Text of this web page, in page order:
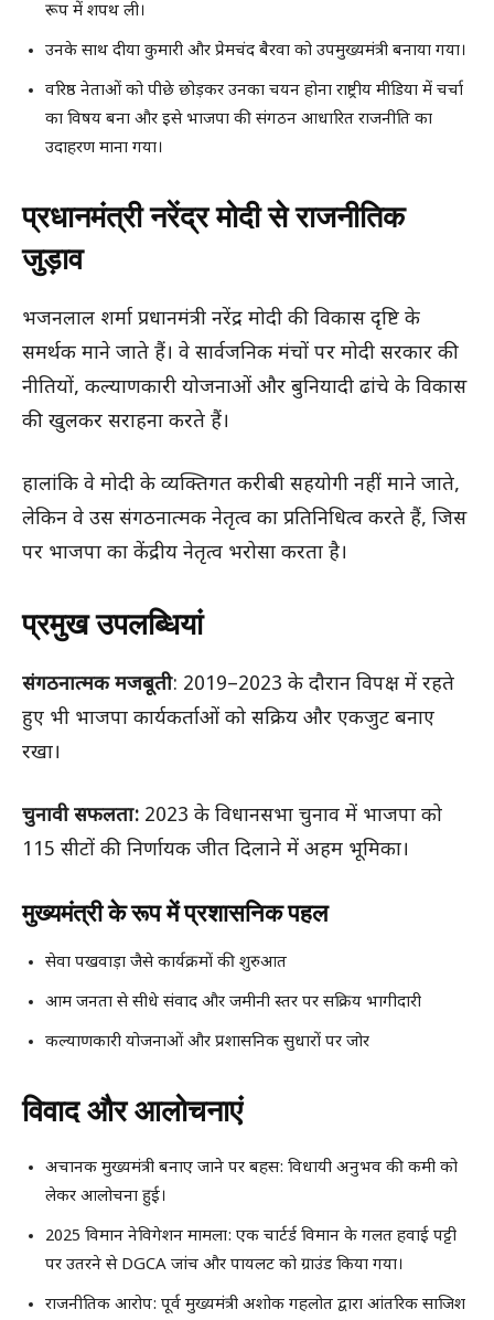
रूप में शपथ ली।
उनके साथ दीया कुमारी और प्रेमचंद बैरवा को उपमुख्यमंत्री बनाया गया।
वरिष्ठ नेताओं को पीछे छोड़कर उनका चयन होना राष्ट्रीय मीडिया में चर्चा
का विषय बना और इसे भाजपा की संगठन आधारित राजनीति का
उदाहरण माना गया।
प्रधानमंत्री नरेंद्र मोदी से राजनीतिक
जुड़ाव
भजनलाल शर्मा प्रधानमंत्री नरेंद्र मोदी की विकास दृष्टि के
समर्थक माने जाते हैं। वे सार्वजनिक मंचों पर मोदी सरकार की
नीतियों, कल्याणकारी योजनाओं और बुनियादी ढांचे के विकास
की खुलकर सराहना करते हैं।
हालांकि वे मोदी के व्यक्तिगत करीबी सहयोगी नहीं माने जाते,
लेकिन वे उस संगठनात्मक नेतृत्व का प्रतिनिधित्व करते हैं, जिस
पर भाजपा का केंद्रीय नेतृत्व भरोसा करता है।
प्रमुख उपलब्धियां
संगठनात्मक मजबूती: 2019–2023 के दौरान विपक्ष में रहते
हुए भी भाजपा कार्यकर्ताओं को सक्रिय और एकजुट बनाए
रखा।
चुनावी सफलता: 2023 के विधानसभा चुनाव में भाजपा को
115 सीटों की निर्णायक जीत दिलाने में अहम भूमिका।
मुख्यमंत्री के रूप में प्रशासनिक पहल
सेवा पखवाड़ा जैसे कार्यक्रमों की शुरुआत
आम जनता से सीधे संवाद और जमीनी स्तर पर सक्रिय भागीदारी
कल्याणकारी योजनाओं और प्रशासनिक सुधारों पर जोर
विवाद और आलोचनाएं
अचानक मुख्यमंत्री बनाए जाने पर बहस: विधायी अनुभव की कमी को
लेकर आलोचना हुई।
2025 विमान नेविगेशन मामला: एक चार्टर्ड विमान के गलत हवाई पट्टी
पर उतरने से DGCA जांच और पायलट को ग्राउंड किया गया।
राजनीतिक आरोप: पूर्व मुख्यमंत्री अशोक गहलोत द्वारा आंतरिक साजिश